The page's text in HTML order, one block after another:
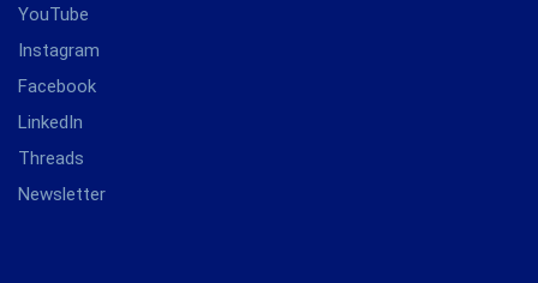
YouTube
Instagram
Facebook
LinkedIn
Threads
Newsletter